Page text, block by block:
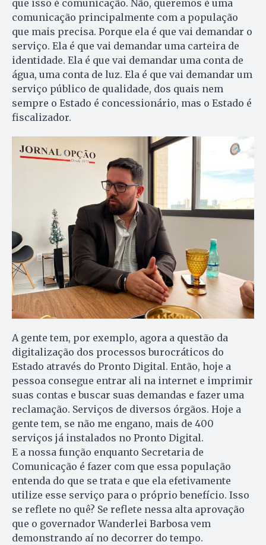
que isso é comunicação. Não, queremos é uma
comunicação principalmente com a população
que mais precisa. Porque ela é que vai demandar o
serviço. Ela é que vai demandar uma carteira de
identidade. Ela é que vai demandar uma conta de
água, uma conta de luz. Ela é que vai demandar um
serviço público de qualidade, dos quais nem
sempre o Estado é concessionário, mas o Estado é
fiscalizador.
A gente tem, por exemplo, agora a questão da
digitalização dos processos burocráticos do
Estado através do Pronto Digital. Então, hoje a
pessoa consegue entrar ali na internet e imprimir
suas contas e buscar suas demandas e fazer uma
reclamação. Serviços de diversos órgãos. Hoje a
gente tem, se não me engano, mais de 400
serviços já instalados no Pronto Digital.
E a nossa função enquanto Secretaria de
Comunicação é fazer com que essa população
entenda do que se trata e que ela efetivamente
utilize esse serviço para o próprio benefício. Isso
se reflete no quê? Se reflete nessa alta aprovação
que o governador Wanderlei Barbosa vem
demonstrando aí no decorrer do tempo.